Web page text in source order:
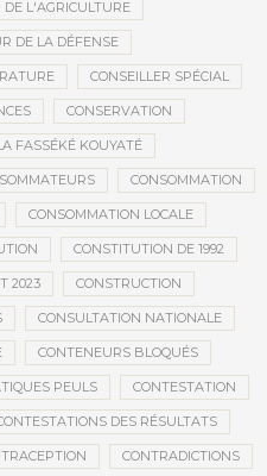
L'AGRICULTURE
DE LA DÉFENSE
CONSEILLER SPÉCIAL
CONSERVATION
FASSÉKÉ KOUYATÉ
CONSOMMATION
CONSOMMATION LOCALE
CONSTITUTION DE 1992
2023 CONSTRUCTION
CONSULTATION NATIONALE
CONTENEURS BLOQUÉS
PEULS CONTESTATION
DES RÉSULTATS
CONTRADICTIONS